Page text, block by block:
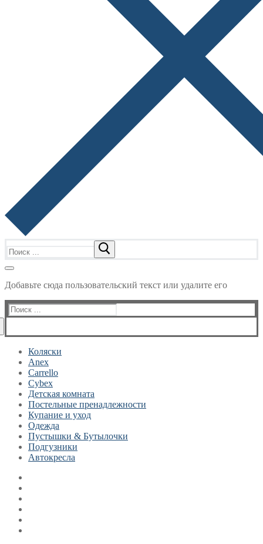
Добавьте сюда пользовательский текст или удалите его
Найти:
Коляски
Anex
Carrello
Cybex
Детская комната
Постельные пренадлежности
Купание и уход
Одежда
Пустышки & Бутылочки
Подгузники
Автокресла